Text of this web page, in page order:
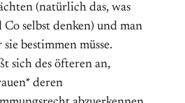
(natürlich das, was
Co selbst denken) und man
bestimmen müsse.
sich des öfteren an,
deren